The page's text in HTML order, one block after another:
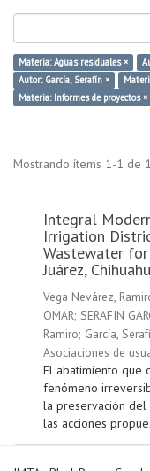
Materia: Aguas residuales ×
Autor: García, Serafín ×
Materia: Informes de proyectos ×
Mostrando ítems 1-1 de 1
Integral
Irrigation
Wastewater
Juárez,
Vega Nevárez,
OMAR; SERAFIN
Ramiro; García,
Asociaciones de
El abatimiento que
fenómeno
la preservación del
las acciones